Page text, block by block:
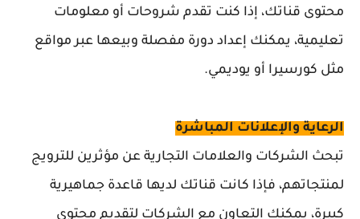
محتوى قناتك، إذا كنت تقدم شروحات أو معلومات
تعليمية، يمكنك إعداد دورة مفصلة وبيعها عبر مواقع
مثل كورسيرا أو يوديمي.
الرعاية والإعلانات المباشرة
تبحث الشركات والعلامات التجارية عن مؤثرين للترويج
لمنتجاتهم، فإذا كانت قناتك لديها قاعدة جماهيرية
كبيرة، يمكنك التعاون مع الشركات لتقديم محتوى